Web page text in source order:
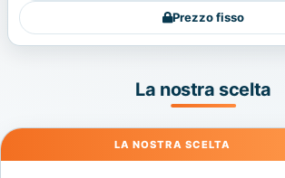
Prezzo fisso
La nostra scelta